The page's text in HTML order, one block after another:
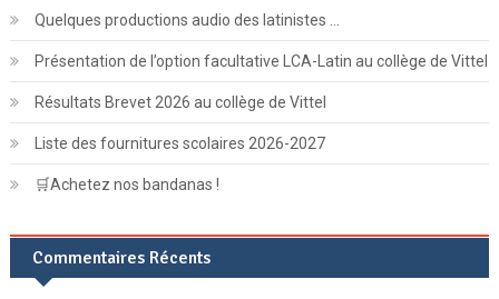
Quelques productions audio des latinistes …
Présentation de l’option facultative LCA-Latin au collège de Vittel
Résultats Brevet 2026 au collège de Vittel
Liste des fournitures scolaires 2026-2027
🛒Achetez nos bandanas !
Commentaires Récents